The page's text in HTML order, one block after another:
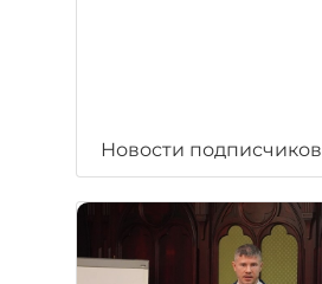
Новости подписчиков